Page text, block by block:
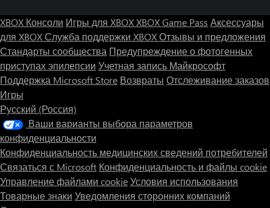
XBOX Консоли Игры для XBOXXBOX Game Pass Аксессуары
для XBOXСлужба поддержки XBOXОтзывы и предложения
Стандарты сообщества Предупреждение о фотогенных
приступах эпилепсии Учетная запись Майкрософт
Поддержка Microsoft Store Возвраты Отслеживание заказов
Игры
Русский (Россия)
Ваши варианты выбора параметров
конфиденциальности
Конфиденциальность медицинских сведений потребителей
Связаться с Microsoft Конфиденциальность и файлы cookie
Управление файлами cookieУсловия использования
Товарные знаки Уведомления сторонних компаний